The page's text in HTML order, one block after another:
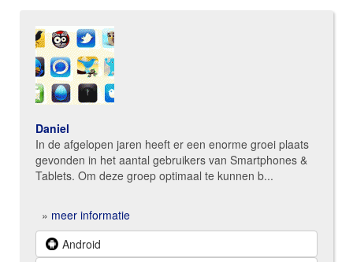
Daniel
In de afgelopen jaren heeft er een enorme groei plaats
gevonden in het aantal gebruikers van Smartphones &
Tablets. Om deze groep optimaal te kunnen b...
» meer informatie
Android